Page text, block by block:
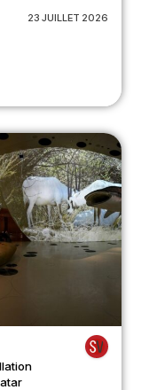
23 JUILLET 2026